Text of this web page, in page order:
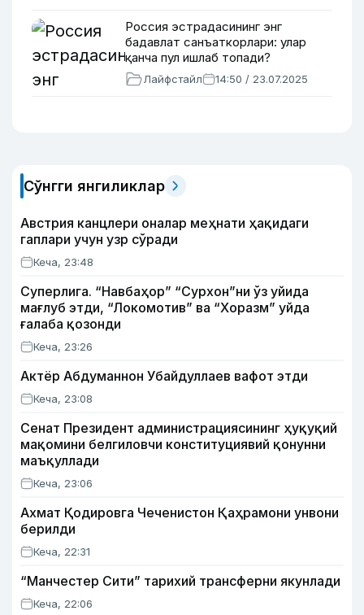
Россия эстрадасининг энг
бадавлат санъаткорлари: улар
қанча пул ишлаб топади?
Лайфстайл 14:50 / 23.07.2025
Сўнгги янгиликлар
Австрия канцлери оналар меҳнати ҳақидаги
гаплари учун узр сўради
Кеча, 23:48
Суперлига. “Навбаҳор” “Сурхон”ни ўз уйида
мағлуб этди, “Локомотив” ва “Хоразм” уйда
ғалаба қозонди
Кеча, 23:26
Актёр Абду­маннон Убайдуллаев вафот этди
Кеча, 23:08
Сенат Президент администрациясининг ҳуқуқий
мақомини белгиловчи конституциявий қонунни
маъқуллади
Кеча, 23:06
Ахмат Қодировга Чеченистон Қаҳрамони унвони
берилди
Кеча, 22:31
“Манчестер Сити” тарихий трансферни якунлади
Кеча, 22:06